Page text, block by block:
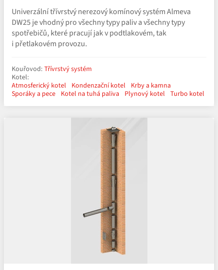
Univerzální třívrstvý nerezový komínový systém Almeva
DW25 je vhodný pro všechny typy paliv a všechny typy
spotřebičů, které pracují jak v podtlakovém, tak
i přetlakovém provozu.
Kouřovod: Třívrstvý systém
Kotel:
Atmosferický kotel
Kondenzační kotel
Krby a kamna
Sporáky a pece Kotel na tuhá paliva Plynový kotel Turbo kotel